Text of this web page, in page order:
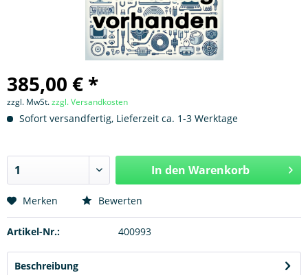
385,00 € *
zzgl. MwSt.zzgl. Versandkosten
Sofort versandfertig, Lieferzeit ca. 1-3 Werktage
In den Warenkorb
Merken Bewerten
Artikel-Nr.: 400993
Beschreibung